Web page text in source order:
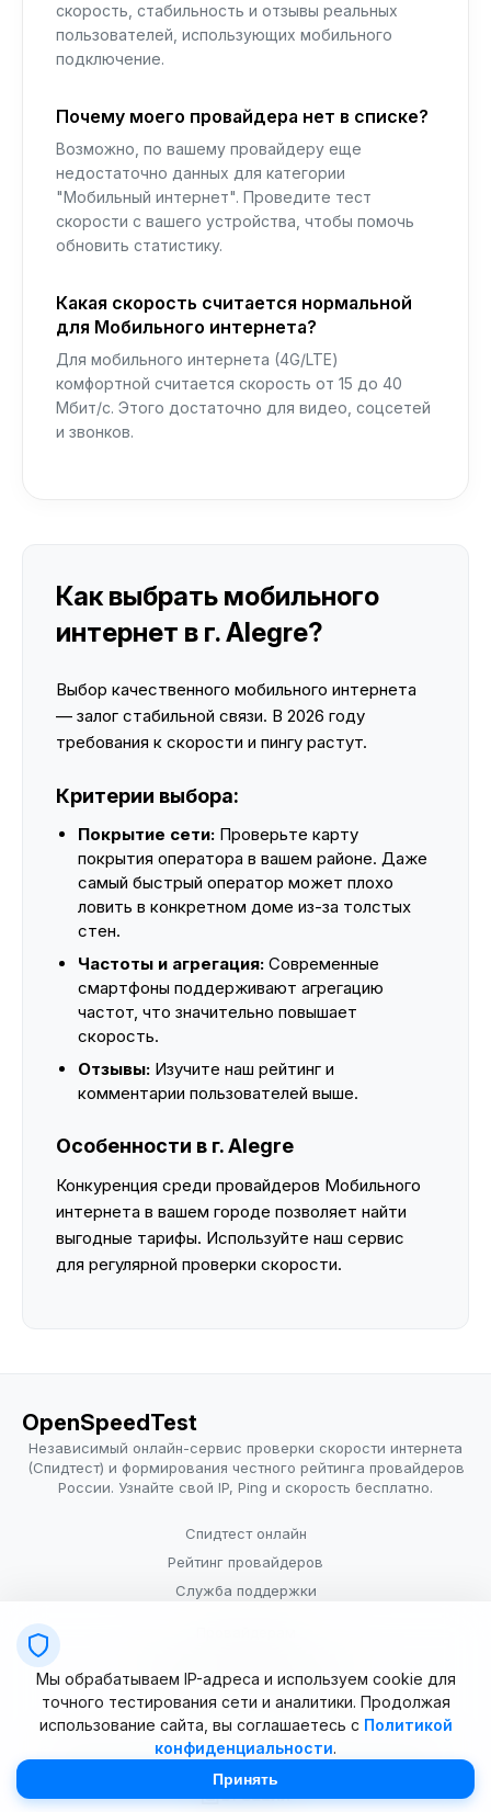
скорость, стабильность и отзывы реальных
пользователей, использующих мобильного
подключение.
Почему моего провайдера нет в списке?
Возможно, по вашему провайдеру еще
недостаточно данных для категории
"Мобильный интернет". Проведите тест
скорости с вашего устройства, чтобы помочь
обновить статистику.
Какая скорость считается нормальной
для Мобильного интернета?
Для мобильного интернета (4G/LTE)
комфортной считается скорость от 15 до 40
Мбит/с. Этого достаточно для видео, соцсетей
и звонков.
Как выбрать мобильного
интернет в г. Alegre?
Выбор качественного мобильного интернета
— залог стабильной связи. В 2026 году
требования к скорости и пингу растут.
Критерии выбора:
Покрытие сети: Проверьте карту
покрытия оператора в вашем районе. Даже
самый быстрый оператор может плохо
ловить в конкретном доме из-за толстых
стен.
Частоты и агрегация: Современные
смартфоны поддерживают агрегацию
частот, что значительно повышает
скорость.
Отзывы: Изучите наш рейтинг и
комментарии пользователей выше.
Особенности в г. Alegre
Конкуренция среди провайдеров Мобильного
интернета в вашем городе позволяет найти
выгодные тарифы. Используйте наш сервис
для регулярной проверки скорости.
OpenSpeedTest
Независимый онлайн-сервис проверки скорости интернета
(Спидтест) и формирования честного рейтинга провайдеров
России. Узнайте свой IP, Ping и скорость бесплатно.
Спидтест онлайн
Рейтинг провайдеров
Служба поддержки
Условия использования
© 2025–2026 OpenSpeedTest (ИП Долматова В.В.). Все права
Мы обрабатываем IP-адреса и используем cookie для
точного тестирования сети и аналитики. Продолжая
использование сайта, вы соглашаетесь с Политикой
конфиденциальности.
Принять